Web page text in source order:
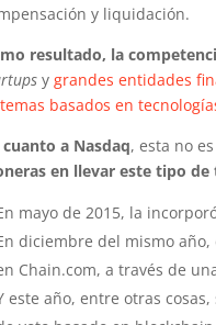
y liquidación.
resultado, la
ygrandes entidades
basados en
cuanto a Nasdaq, esta no
en llevar este tipo de
mayo de 2015, la
diciembre del mismo
Chain.com, a través de
este año, entre otras